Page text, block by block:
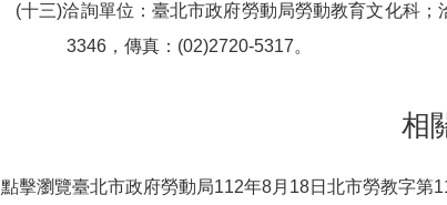
(十三)洽詢單位：臺北市政府勞動局勞動教育文化科
3346，傳真：(02)2720-5317。
相
點擊瀏覽臺北市政府勞動局112年8月18日北市勞教字第